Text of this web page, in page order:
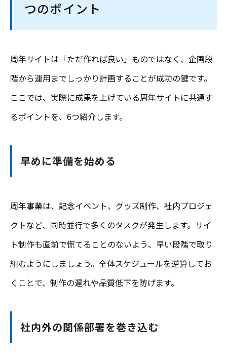
つのポイント
周年サイトは「ただ作れば良い」ものではなく、企画段
階から運用までしっかり計画することが成功の鍵です。
ここでは、実際に成果を上げている周年サイトに共通す
るポイントを、6つ紹介します。
早めに準備を始める
周年事業は、記念イベント、グッズ制作、社内プロジェ
クトなど、同時並行で多くのタスクが発生します。サイ
ト制作も直前で慌てることのないよう、早い段階で取り
組むようにしましょう。全体スケジュールを逆算してお
くことで、制作の遅れや品質低下を防げます。
社内外の関係部署を巻き込む